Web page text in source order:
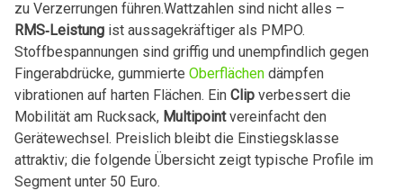
zu Verzerrungen ‌führen.Wattzahlen sind nicht alles –
RMS‑Leistungist aussagekräftiger als PMPO.
Stoffbespannungen sind griffig und unempfindlich gegen
Fingerabdrücke, gummierte Oberflächendämpfen
⁢vibrationen auf harten Flächen. Ein Clipverbessert die
Mobilität am Rucksack, Multipointvereinfacht den
Gerätewechsel. ⁢Preislich bleibt die Einstiegsklasse
⁤attraktiv; die folgende‌ Übersicht ⁣zeigt typische Profile im
Segment unter 50 ⁣Euro.